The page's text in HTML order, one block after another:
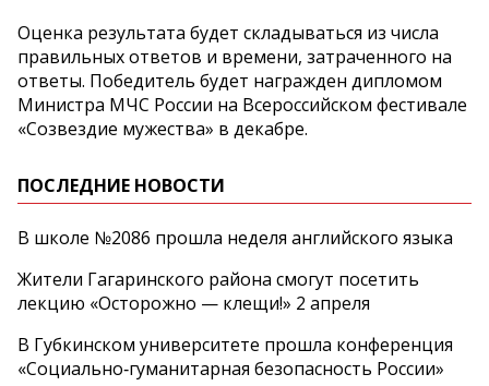
Оценка результата будет складываться из числа
правильных ответов и времени, затраченного на
ответы. Победитель будет награжден дипломом
Министра МЧС России на Всероссийском фестивале
«Созвездие мужества» в декабре.
ПОСЛЕДНИЕ НОВОСТИ
В школе №2086 прошла неделя английского языка
Жители Гагаринского района смогут посетить
лекцию «Осторожно — клещи!» 2 апреля
В Губкинском университете прошла конференция
«Социально‑гуманитарная безопасность России»